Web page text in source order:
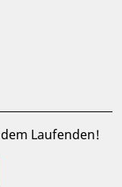
Laufenden!